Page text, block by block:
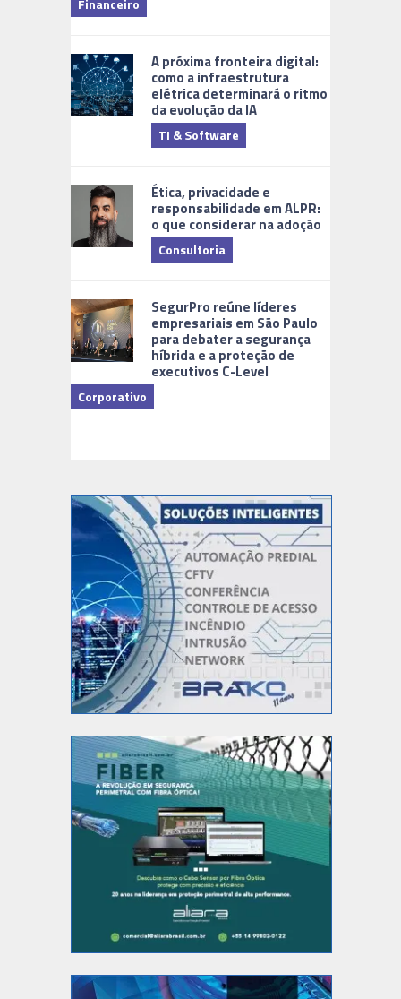
Financeiro
A próxima fronteira digital:
como a infraestrutura
elétrica determinará o ritmo
da evolução da IA
TI & Software
Ética, privacidade e
responsabilidade em ALPR:
o que considerar na adoção
Consultoria
SegurPro reúne líderes
empresariais em São Paulo
para debater a segurança
híbrida e a proteção de
executivos C-Level
Corporativo